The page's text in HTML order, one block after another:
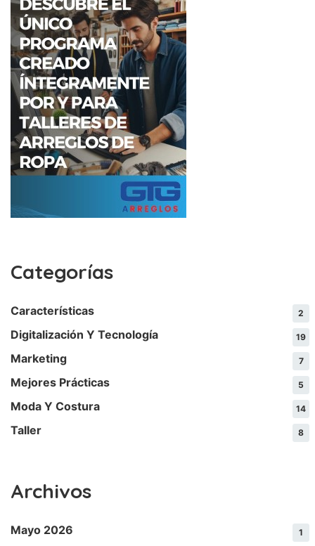
Categorías
Características 2
Digitalización Y Tecnología 19
Marketing 7
Mejores Prácticas 5
Moda Y Costura 14
Taller 8
Archivos
Mayo 2026 1